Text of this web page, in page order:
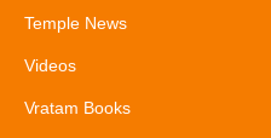
Temple News
Videos
Vratam Books